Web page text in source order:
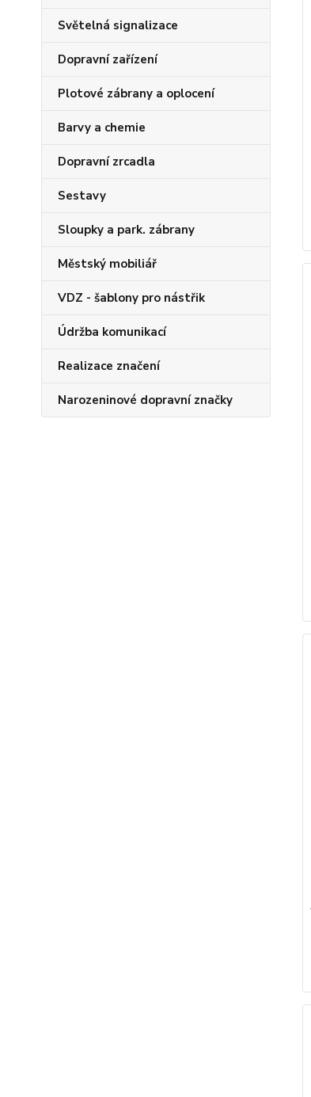
Světelná signalizace
Dopravní zařízení
Plotové zábrany a oplocení
Barvy a chemie
Dopravní zrcadla
Sestavy
Sloupky a park. zábrany
Městský mobiliář
VDZ - šablony pro nástřik
Údržba komunikací
Realizace značení
Narozeninové dopravní značky